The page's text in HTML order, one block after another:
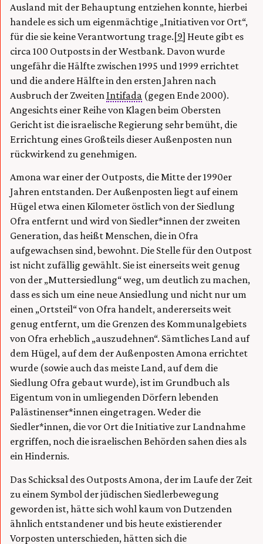
Ausland mit der Behauptung entziehen konnte, hierbei
handele es sich um eigenmächtige „Initiativen vor Ort“,
für die sie keine Verantwortung trage. [9] Heute gibt es
circa 100 Outposts in der Westbank. Davon wurde
ungefähr die Hälfte zwischen 1995 und 1999 errichtet
und die andere Hälfte in den ersten Jahren nach
Ausbruch der Zweiten Intifada (gegen Ende 2000).
Angesichts einer Reihe von Klagen beim Obersten
Gericht ist die israelische Regierung sehr bemüht, die
Errichtung eines Großteils dieser Außenposten nun
rückwirkend zu genehmigen.
Amona war einer der Outposts, die Mitte der 1990er
Jahren entstanden. Der Außenposten liegt auf einem
Hügel etwa einen Kilometer östlich von der Siedlung
Ofra entfernt und wird von Siedler*innen der zweiten
Generation, das heißt Menschen, die in Ofra
aufgewachsen sind, bewohnt. Die Stelle für den Outpost
ist nicht zufällig gewählt. Sie ist einerseits weit genug
von der „Muttersiedlung“ weg, um deutlich zu machen,
dass es sich um eine neue Ansiedlung und nicht nur um
einen „Ortsteil“ von Ofra handelt, andererseits weit
genug entfernt, um die Grenzen des Kommunalgebiets
von Ofra erheblich „auszudehnen“. Sämtliches Land auf
dem Hügel, auf dem der Außenposten Amona errichtet
wurde (sowie auch das meiste Land, auf dem die
Siedlung Ofra gebaut wurde), ist im Grundbuch als
Eigentum von in umliegenden Dörfern lebenden
Palästinenser*innen eingetragen. Weder die
Siedler*innen, die vor Ort die Initiative zur Landnahme
ergriffen, noch die israelischen Behörden sahen dies als
ein Hindernis.
Das Schicksal des Outposts Amona, der im Laufe der Zeit
zu einem Symbol der jüdischen Siedlerbewegung
geworden ist, hätte sich wohl kaum von Dutzenden
ähnlich entstandener und bis heute existierender
Vorposten unterschieden, hätten sich die